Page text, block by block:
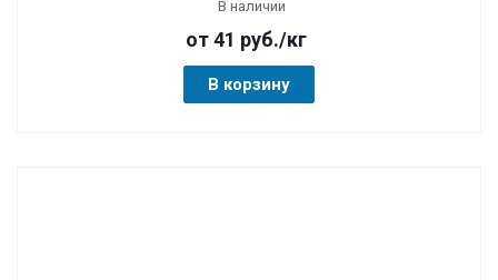
В наличии
от 41 руб./кг
В корзину